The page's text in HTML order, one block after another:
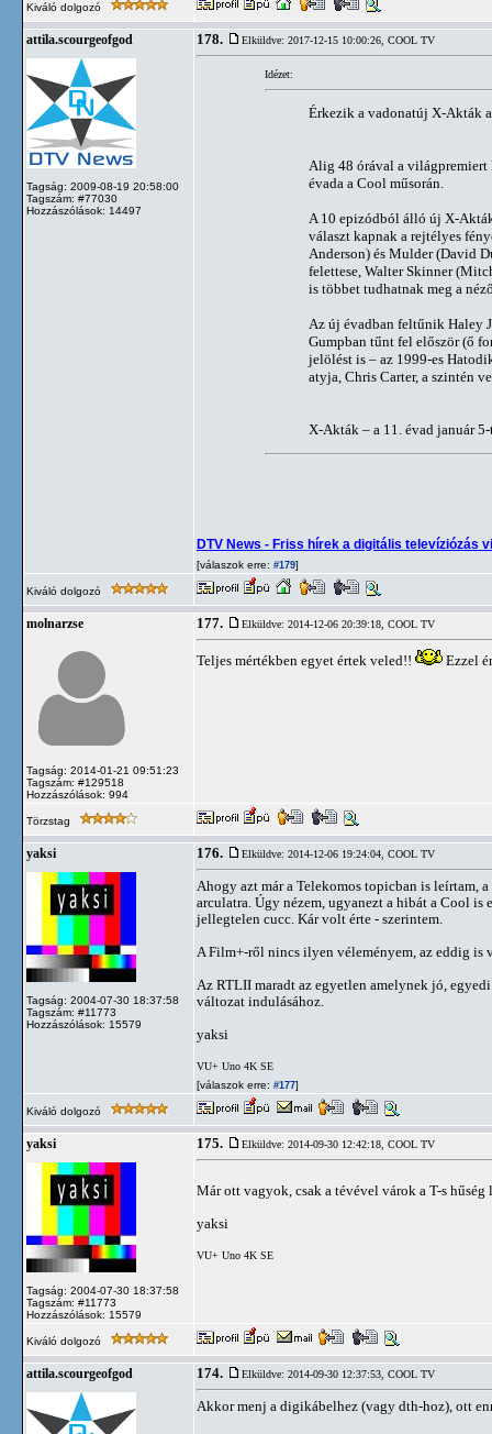
Kiváló dolgozó
attila.scourgeofgod
Tagság: 2009-08-19 20:58:00
Tagszám: #77030
Hozzászólások: 14497
178. Elküldve: 2017-12-15 10:00:26, COOL TV
Idézet:
Érkezik a vadonatúj X-Akták
Alig 48 órával a
évada a Cool műsorán.
A 10 epizódból álló új X-
választ kapnak a rejtélyes
Anderson) és Mulder (David
felettese, Walter Skinner
is többet tudhatnak meg a
Az új évadban feltűnik Haley
Gumpban tűnt fel először (ő
jelölést is – az 1999-es
atyja, Chris Carter, a szintén
X-Akták – a 11. évad január
DTV News - Friss hírek a digitális televíziózás
[válaszok erre: #179]
Kiváló dolgozó
molnarzse
Tagság: 2014-01-21 09:51:23
Tagszám: #129518
Hozzászólások: 994
177. Elküldve: 2014-12-06 20:39:18, COOL TV
Teljes mértékben egyet értek veled!! Ezzel
Törzstag
yaksi
Tagság: 2004-07-30 18:37:58
Tagszám: #11773
Hozzászólások: 15579
176. Elküldve: 2014-12-06 19:24:04, COOL TV
Ahogy azt már a Telekomos topicban is leírtam,
arculatra. Úgy nézem, ugyanezt a hibát a Cool
jellegtelen cucc. Kár volt érte - szerintem.
A Film+-ről nincs ilyen véleményem, az eddig is
Az RTLII maradt az egyetlen amelynek jó,
változat indulásához.
yaksi
VU+ Uno 4K SE
[válaszok erre: #177]
Kiváló dolgozó
yaksi
Tagság: 2004-07-30 18:37:58
Tagszám: #11773
Hozzászólások: 15579
175. Elküldve: 2014-09-30 12:42:18, COOL TV
Már ott vagyok, csak a tévével várok a T-s
yaksi
VU+ Uno 4K SE
Kiváló dolgozó
attila.scourgeofgod 174. Elküldve: 2014-09-30 12:37:53, COOL TV
Akkor menj a digikábelhez (vagy dth-hoz), ott